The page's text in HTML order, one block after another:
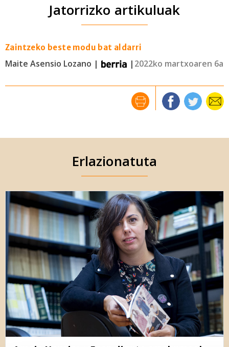
Jatorrizko artikuluak
Zaintzeko beste modu bat aldarri
Maite Asensio Lozano | | 2022ko martxoaren 6a
Erlazionatuta